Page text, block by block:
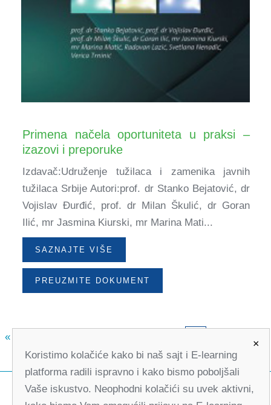
Primena načela oportuniteta u praksi –
izazovi i preporuke
Izdavač:Udruženje tužilaca i zamenika javnih
tužilaca Srbije Autori:prof. dr Stanko Bejatović, dr
Vojislav Đurđić, prof. dr Milan Škulić, dr Goran
Ilić, mr Jasmina Kiurski, mr Marina Mati...
SAZNAJTE VIŠE
PREUZMITE DOKUMENT
«
×
Koristimo kolačiće kako bi naš sajt i E-learning
platforma radili ispravno i kako bismo poboljšali
Vaše iskustvo. Neophodni kolačići su uvek aktivni,